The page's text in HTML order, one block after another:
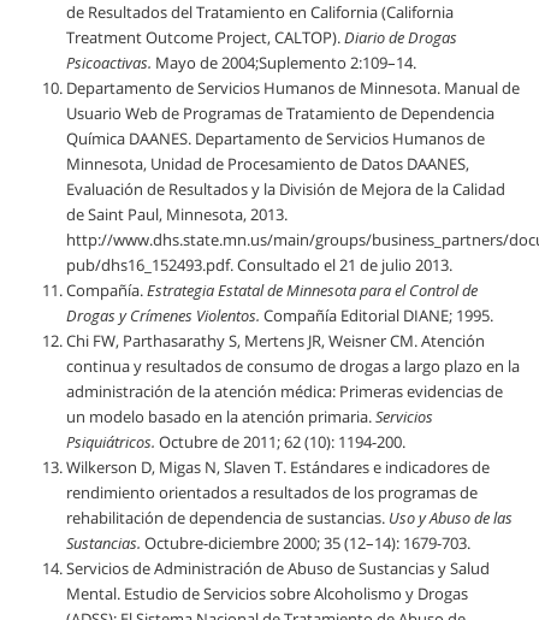
de Resultados del Tratamiento en California (California
Treatment Outcome Project, CALTOP).Diario de Drogas
Psicoactivas. Mayo de 2004;Suplemento 2:109–14.
Departamento de Servicios Humanos de Minnesota. Manual de
Usuario Web de Programas de Tratamiento de Dependencia
Química DAANES. Departamento de Servicios Humanos de
Minnesota, Unidad de Procesamiento de Datos DAANES,
Evaluación de Resultados y la División de Mejora de la Calidad
de Saint Paul, Minnesota, 2013.
http://www.dhs.state.mn.us/main/groups/business_partners/
pub/dhs16_152493.pdf. Consultado el 21 de julio 2013.
Compañía.Estrategia Estatal de Minnesota para el Control de
Drogas y Crímenes Violentos. Compañía Editorial DIANE; 1995.
Chi FW, Parthasarathy S, Mertens JR, Weisner CM. Atención
continua y resultados de consumo de drogas a largo plazo en la
administración de la atención médica: Primeras evidencias de
un modelo basado en la atención primaria.Servicios
Psiquiátricos. Octubre de 2011; 62 (10): 1194-200.
Wilkerson D, Migas N, Slaven T. Estándares e indicadores de
rendimiento orientados a resultados de los programas de
rehabilitación de dependencia de sustancias. Uso y Abuso de las
Sustancias. Octubre-diciembre 2000; 35 (12–14): 1679-703.
Servicios de Administración de Abuso de Sustancias y Salud
Mental. Estudio de Servicios sobre Alcoholismo y Drogas